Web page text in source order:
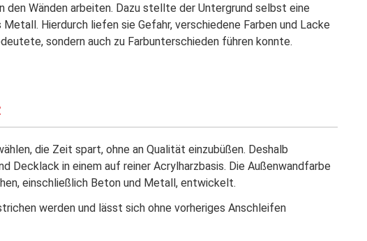
Wänden arbeiten. Dazu stellte der Untergrund selbst eine
Hierdurch liefen sie Gefahr, verschiedene Farben und Lacke
sondern auch zu Farbunterschieden führen konnte.
die Zeit spart, ohne an Qualität einzubüßen. Deshalb
Decklack in einem auf reiner Acrylharzbasis. Die Außenwandfarbe
einschließlich Beton und Metall, entwickelt.
werden und lässt sich ohne vorheriges Anschleifen